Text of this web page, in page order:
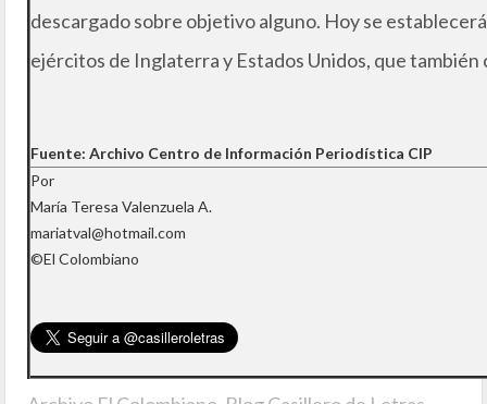
descargado sobre objetivo alguno. Hoy se
ejércitos de Inglaterra y Estados Unidos, que también
Fuente: Archivo Centro de Información Periodística CIP
Por
María Teresa Valenzuela A.
mariatval@hotmail.com
©El Colombiano